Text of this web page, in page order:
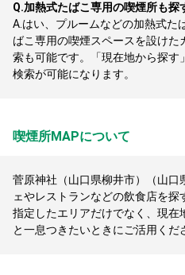
Q.加熱式たばこ専用の喫煙所も探
A. はい、プルームなどの加熱式た
ばこ専用の喫煙スペースを設け
索も可能です。「現在地から探
検索が可能になります。
喫煙所MAPについて
菅原神社（山口県柳井市）（山口
ェやレストランなどの飲食店を探
指定したエリアだけでなく、現在
と一息つきたいときにご活用くだ